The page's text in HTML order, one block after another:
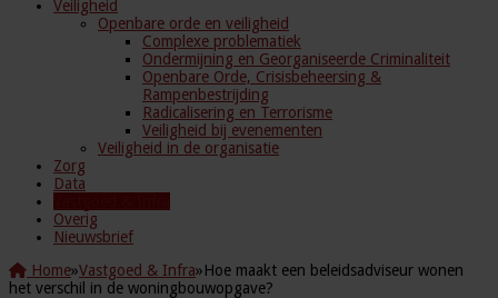
Veiligheid
Openbare orde en veiligheid
Complexe problematiek
Ondermijning en Georganiseerde Criminaliteit
Openbare Orde, Crisisbeheersing &
Rampenbestrijding
Radicalisering en Terrorisme
Veiligheid bij evenementen
Veiligheid in de organisatie
Zorg
Data
Overig
Nieuwsbrief
Home»Vastgoed & Infra»Hoe maakt een beleidsadviseur wonen
het verschil in de woningbouwopgave?